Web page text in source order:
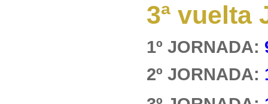
3ª vuelta
1º JORNADA:
2º JORNADA: